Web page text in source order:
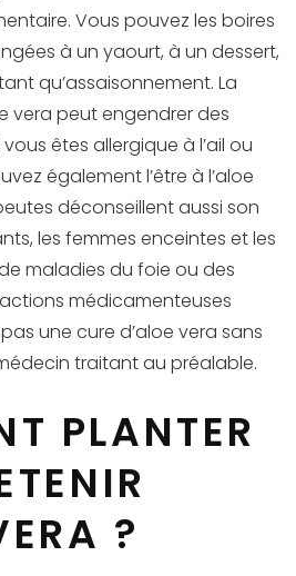
Vous pouvez les boires
à un yaourt, à un dessert,
qu’assaisonnement. La
vera peut engendrer des
êtes allergique à l’ail ou
également l’être à l’aloe
déconseillent aussi son
les femmes enceintes et les
maladies du foie ou des
médicamenteuses
une cure d’aloe vera sans
traitant au préalable.
PLANTER
?